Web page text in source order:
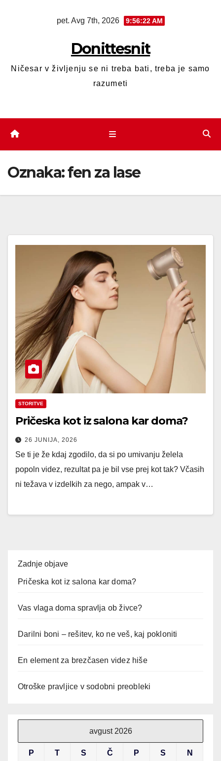
pet. Avg 7th, 2026 9:56:22 AM
Donittesnit
Ničesar v življenju se ni treba bati, treba je samo
razumeti
Oznaka:fen za lase
STORITVE
Pričeska kot iz salona kar doma?
26 JUNIJA, 2026
Se ti je že kdaj zgodilo, da si po umivanju želela
popoln videz, rezultat pa je bil vse prej kot tak? Včasih
ni težava v izdelkih za nego, ampak v…
Zadnje objave
Pričeska kot iz salona kar doma?
Vas vlaga doma spravlja ob živce?
Darilni boni – rešitev, ko ne veš, kaj pokloniti
En element za brezčasen videz hiše
Otroške pravljice v sodobni preobleki
avgust 2026
P T S Č P S N